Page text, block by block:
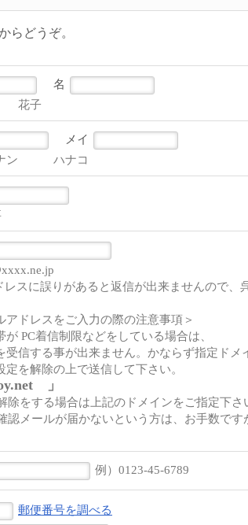
らどうぞ。
名
花子
メイ
ナン ハナコ
スに誤りがあると返信が出来ませんので、
アドレスをご入力の際の注意事項＞
が PC着信制限などをしている場合は、
受信する事が出来ません。かならず指定ドメ
定を解除の上で送信して下さい。
」
除をする場合は上記のドメインをご指定下さ
認メールが届かないという方は、お手数で
例）0123-45-6789
郵便番号を調べる